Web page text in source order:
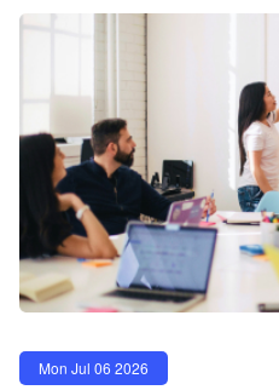
Mon Jul 06 2026